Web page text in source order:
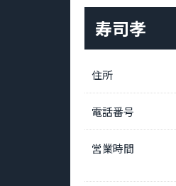
寿司孝
住所
電話番号
営業時間